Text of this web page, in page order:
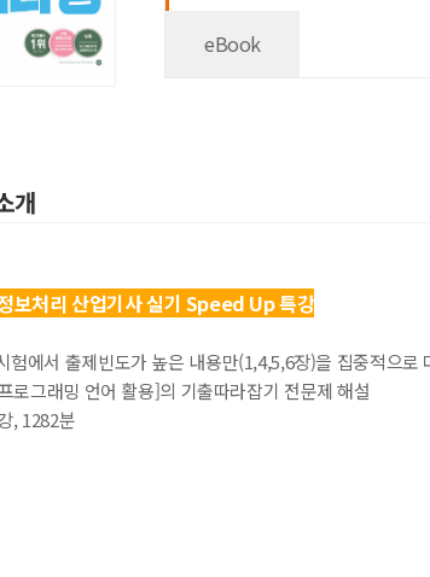
eBook
개
보처리 산업기사 실기 Speed Up 특강
험에서 출제빈도가 높은 내용만(1,4,5,6장)을 집중적으로
로그래밍 언어 활용]의 기출따라잡기 전문제 해설
, 1282분